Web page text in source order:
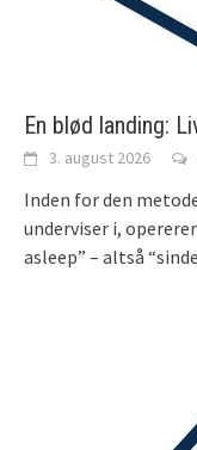
En blød landing:
3. august 2026
Inden for den
underviser i,
asleep” – altså